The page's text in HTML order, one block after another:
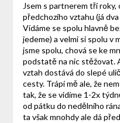
Jsem s partnerem tři roky,
předchozího vztahu (já
Vídáme se spolu hlavně
jedeme) a velmi si spolu v
jsme spolu, chová se ke
podstatě na nic stěžovat.
vztah dostává do slepé
cesty. Trápí mě ale, že
tak, že se vidíme 1-2x
od pátku do nedělního
ta však mnohdy ale dá